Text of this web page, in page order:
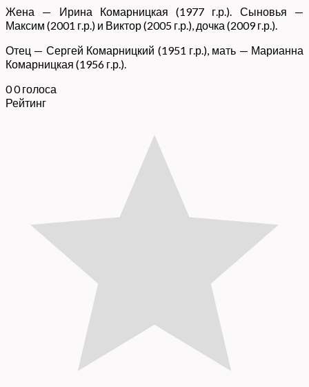
Жена — Ирина Комарницкая (1977 г.р.). Сыновья —
Максим (2001 г.р.) и Виктор (2005 г.р.), дочка (2009 г.р.).
Отец — Сергей Комарницкий (1951 г.р.), мать — Марианна
Комарницкая (1956 г.р.).
00 голоса
Рейтинг